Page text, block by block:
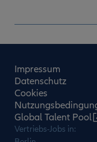
Impressum
Datenschutz
Cookies
Global Talent Pool
Vertriebs-Jobs in: